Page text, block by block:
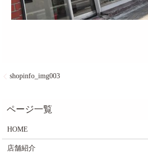
shopinfo_img003
HOME
店舗紹介